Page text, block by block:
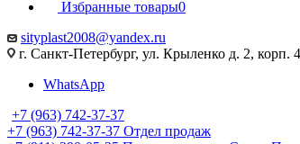
Избранные товары0
sityplast2008@yandex.ru
г. Санкт-Петербург, ул. Крыленко д. 2, корп.
WhatsApp
+7 (963) 742-37-37
+7 (963) 742-37-37 Отдел продаж